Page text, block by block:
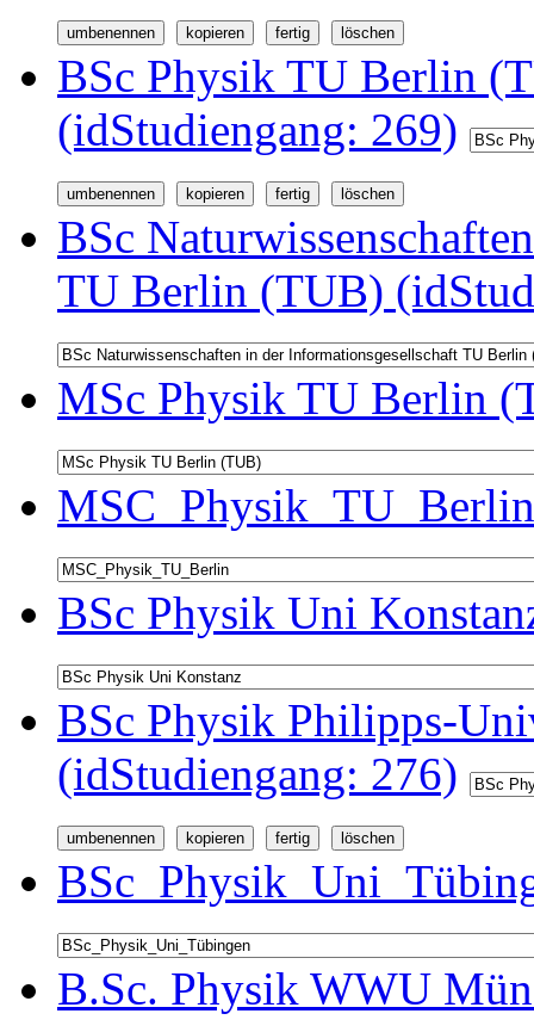
BSc Physik TU Berlin
(idStudiengang: 269)
BSc
TU Berlin (TUB)
MSc Physik TU Berlin
BSc Physik Uni
BSc Physik Philipps-
(idStudiengang: 276)
B.Sc. Physik WWU